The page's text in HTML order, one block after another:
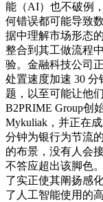
能（AI）也不破例
何错误都可能导致
据中理解市场形态
整合到其工做流程
验。金融科技公司
处置速度加速 30 分
题，以至可能让他
B2PRIME Group创
Mykuliak，并正在
分钟为银行为节流
的布景，没有人会
不答应超出该脚色
了实正使其阐扬感
了人工智能使用的